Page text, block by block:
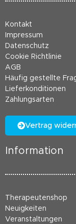
Kontakt
Impressum
Datenschutz
Cookie Richtlinie
AGB
Häufig gestellte
Lieferkonditionen
Zahlungsarten
Vertrag
Information
Therapeutenshop
Neuigkeiten
Veranstaltungen